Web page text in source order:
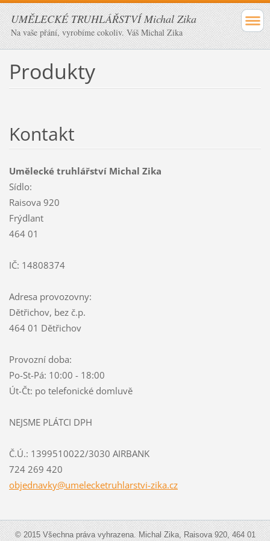
UMĚLECKÉ TRUHLÁŘSTVÍ Michal Zika
Na vaše přání, vyrobíme cokoliv. Váš Michal Zika
Produkty
Kontakt
Umělecké truhlářství Michal Zika
Sídlo:
Raisova 920
Frýdlant
464 01
IČ: 14808374
Adresa provozovny:
Dětřichov, bez č.p.
464 01 Dětřichov
Provozní doba:
Po-St-Pá: 10:00 - 18:00
Út-Čt: po telefonické domluvě
NEJSME PLÁTCI DPH
Č.Ú.: 1399510022/3030 AIRBANK
724 269 420
objednavky@umelecketruhlarstvi-zika.cz
© 2015 Všechna práva vyhrazena. Michal Zika, Raisova 920, 464 01